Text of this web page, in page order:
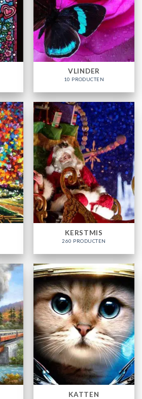
VLINDER
10 PRODUCTEN
KERSTMIS
260 PRODUCTEN
KATTEN